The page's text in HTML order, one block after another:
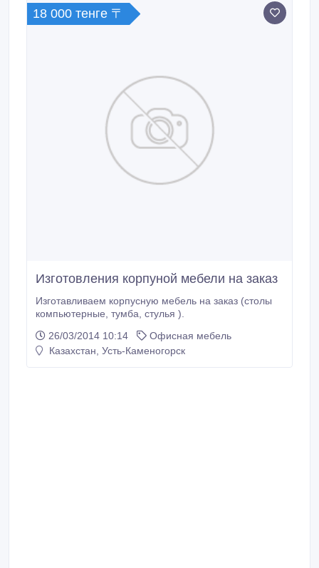
18 000 тенге 〒
Изготовления корпуной мебели на заказ
Изготавливаем корпусную мебель на заказ (столы
компьютерные, тумба, стулья ).
26/03/2014 10:14
Офисная мебель
Казахстан, Усть-Каменогорск